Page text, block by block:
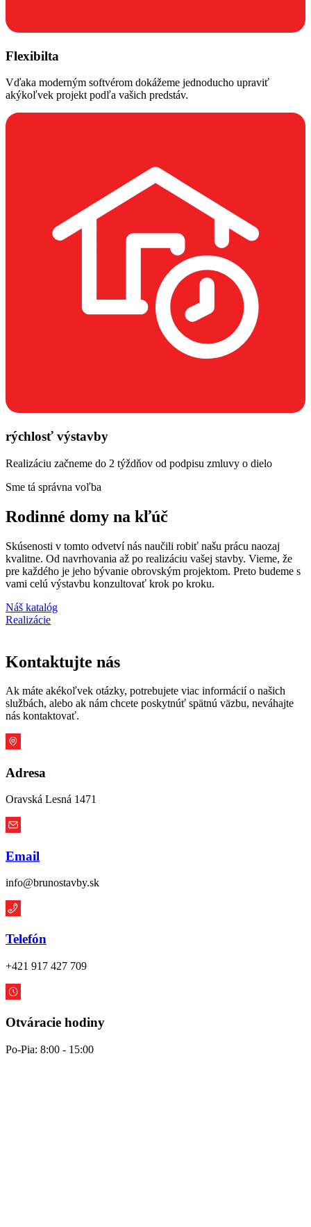
Flexibilta
Vďaka moderným softvérom dokážeme jednoducho upraviť
akýkoľvek projekt podľa vašich predstáv.
rýchlosť výstavby
Realizáciu začneme do 2 týždňov od podpisu zmluvy o dielo
Sme tá správna voľba
Rodinné domy na kľúč
Skúsenosti v tomto odvetví nás naučili robiť našu prácu naozaj
kvalitne. Od navrhovania až po realizáciu vašej stavby. Vieme, že
pre každého je jeho bývanie obrovským projektom. Preto budeme s
vami celú výstavbu konzultovať krok po kroku.
Náš katalóg
Realizácie
Kontaktujte nás
Ak máte akékoľvek otázky, potrebujete viac informácií o našich
službách, alebo ak nám chcete poskytnúť spätnú väzbu, neváhajte
nás kontaktovať.
Adresa
Oravská Lesná 1471
Email
info@brunostavby.sk
Telefón
+421 917 427 709
Otváracie hodiny
Po-Pia: 8:00 - 15:00